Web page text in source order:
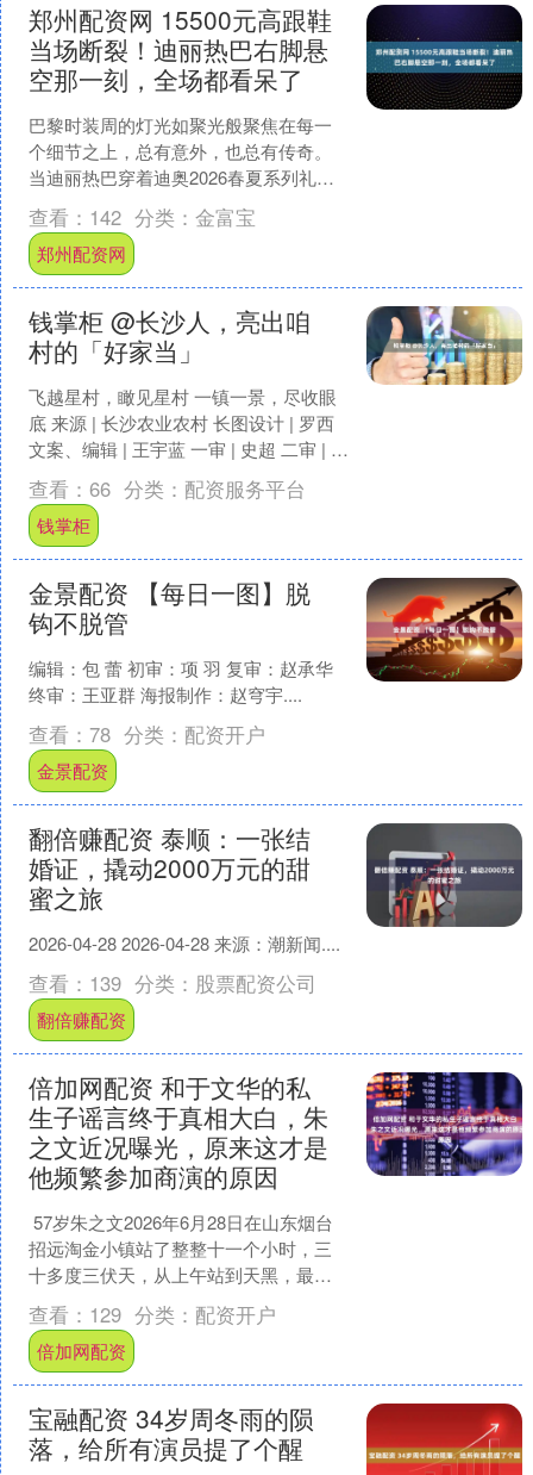
郑州配资网 15500元高跟鞋
当场断裂！迪丽热巴右脚悬
空那一刻，全场都看呆了
巴黎时装周的灯光如聚光般聚焦在每一
个细节之上，总有意外，也总有传奇。
当迪丽热巴穿着迪奥2026春夏系列礼服
踏上T台的那一刻，谁也无法预料，这场
顶级时尚盛宴竟会因....
查看： 142 分类： 金富宝
郑州配资网
钱掌柜 @长沙人，亮出咱
村的「好家当」
飞越星村，瞰见星村 一镇一景，尽收眼
底 来源 | 长沙农业农村 长图设计 | 罗西
文案、编辑 | 王宇蓝 一审 | 史超 二审 | 张
倩 三审 | 谢文....
查看： 66 分类： 配资服务平台
钱掌柜
金景配资 【每日一图】脱
钩不脱管
编辑：包 蕾 初审：项 羽 复审：赵承华
终审：王亚群 海报制作：赵穹宇....
查看： 78 分类： 配资开户
金景配资
翻倍赚配资 泰顺：一张结
婚证，撬动2000万元的甜
蜜之旅
2026-04-28 2026-04-28 来源：潮新闻....
查看： 139 分类： 股票配资公司
翻倍赚配资
倍加网配资 和于文华的私
生子谣言终于真相大白，朱
之文近况曝光，原来这才是
他频繁参加商演的原因
57岁朱之文2026年6月28日在山东烟台
招远淘金小镇站了整整十一个小时，三
十多度三伏天，从上午站到天黑，最后
到手也就五万块。 这场活动把原本冷清
的景区客流量....
查看： 129 分类： 配资开户
倍加网配资
宝融配资 34岁周冬雨的陨
落，给所有演员提了个醒